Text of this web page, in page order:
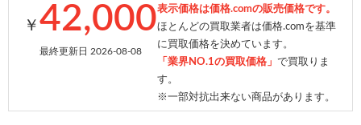
￥ 42,000
最終更新日 2026-08-08
表示価格は価格.comの販売価格です。
ほとんどの買取業者は価格.comを基準
に買取価格を決めています。
「業界NO.1の買取価格」 で買取りま
す。
※一部対抗出来ない商品があります。